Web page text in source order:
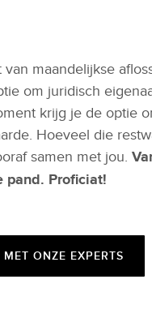
maandelijkse
om juridisch
krijg je de optie
Hoeveel die
samen met jou.
pand. Proficiat!
MET ONZE EXPERTS